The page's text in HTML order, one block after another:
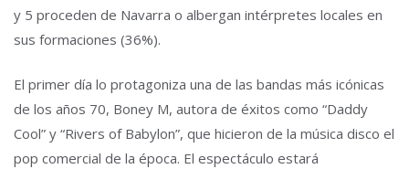
y 5 proceden de Navarra o albergan intérpretes locales en
sus formaciones (36%).
El primer día lo protagoniza una de las bandas más icónicas
de los años 70, Boney M, autora de éxitos como “Daddy
Cool” y “Rivers of Babylon”, que hicieron de la música disco el
pop comercial de la época. El espectáculo estará